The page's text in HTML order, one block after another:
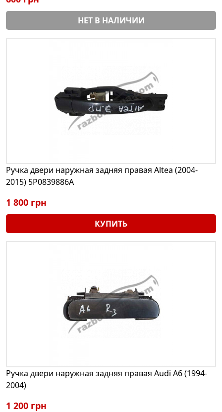
НЕТ В НАЛИЧИИ
Ручка двери наружная задняя правая Altea (2004-
2015) 5P0839886A
1 800 грн
КУПИТЬ
Ручка двери наружная задняя правая Audi A6 (1994-
2004)
1 200 грн